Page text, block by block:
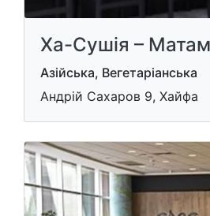
Ха-Сушія –
Азійська, Вегетаріанська
Андрій Сахаров 9, Хайфа